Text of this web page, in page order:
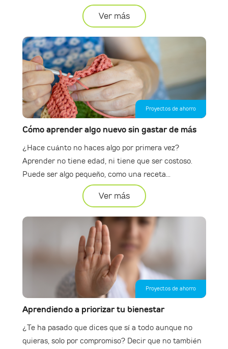
Ver más
Proyectos de ahorro
Cómo aprender algo nuevo sin gastar de más
¿Hace cuánto no haces algo por primera vez?
Aprender no tiene edad, ni tiene que ser costoso.
Puede ser algo pequeño, como una receta...
Ver más
Proyectos de ahorro
Aprendiendo a priorizar tu bienestar
¿Te ha pasado que dices que sí a todo aunque no
quieras, solo por compromiso? Decir que no también